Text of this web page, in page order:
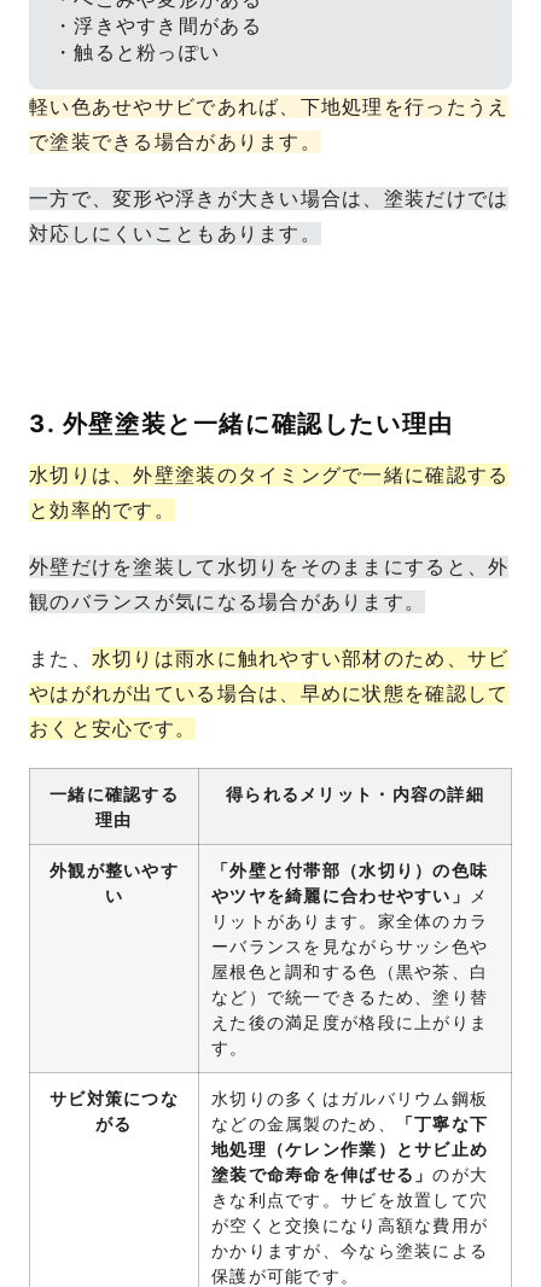
・浮きやすき間がある
・触ると粉っぽい
軽い色あせやサビであれば、下地処理を行ったうえ
で塗装できる場合があります。
一方で、変形や浮きが大きい場合は、塗装だけでは
対応しにくいこともあります。
3. 外壁塗装と一緒に確認したい理由
水切りは、外壁塗装のタイミングで一緒に確認する
と効率的です。
外壁だけを塗装して水切りをそのままにすると、外
観のバランスが気になる場合があります。
また、 水切りは雨水に触れやすい部材のため、サビ
やはがれが出ている場合は、早めに状態を確認して
おくと安心です。
一緒に確認する
理由
得られるメリット・内容の詳細
外観が整いやす
い
「外壁と付帯部（水切り）の色味
やツヤを綺麗に合わせやすい」
メ
リットがあります。家全体のカラ
ーバランスを見ながらサッシ色や
屋根色と調和する色（黒や茶、白
など）で統一できるため、塗り替
えた後の満足度が格段に上がりま
す。
サビ対策につな
がる
水切りの多くはガルバリウム鋼板
などの金属製のため、
「丁寧な下
地処理（ケレン作業）とサビ止め
塗装で命寿命を伸ばせる」のが大
きな利点です。サビを放置して穴
が空くと交換になり高額な費用が
かかりますが、今なら塗装による
保護が可能です。